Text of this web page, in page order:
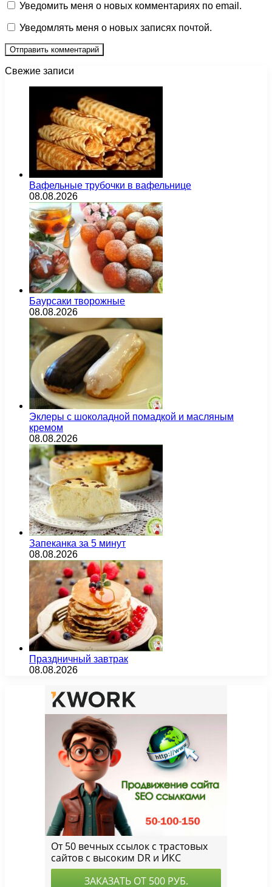
Уведомить меня о новых комментариях по email.
Уведомлять меня о новых записях почтой.
Свежие записи
Вафельные трубочки в вафельнице
08.08.2026
Баурсаки творожные
08.08.2026
Эклеры с шоколадной помадкой и масляным
кремом
08.08.2026
Запеканка за 5 минут
08.08.2026
Праздничный завтрак
08.08.2026